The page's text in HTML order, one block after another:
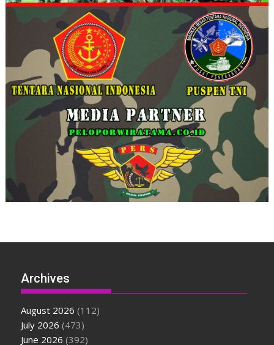
Archives
August 2026 (112)
July 2026 (473)
June 2026 (392)